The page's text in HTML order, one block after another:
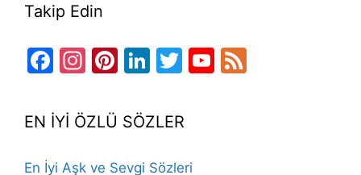
Takip Edin
Facebook
Instagram
Pinterest
LinkedIn
TwitterYouTube
EN İYİ ÖZLÜ SÖZLER
En İyi Aşk ve Sevgi Sözleri